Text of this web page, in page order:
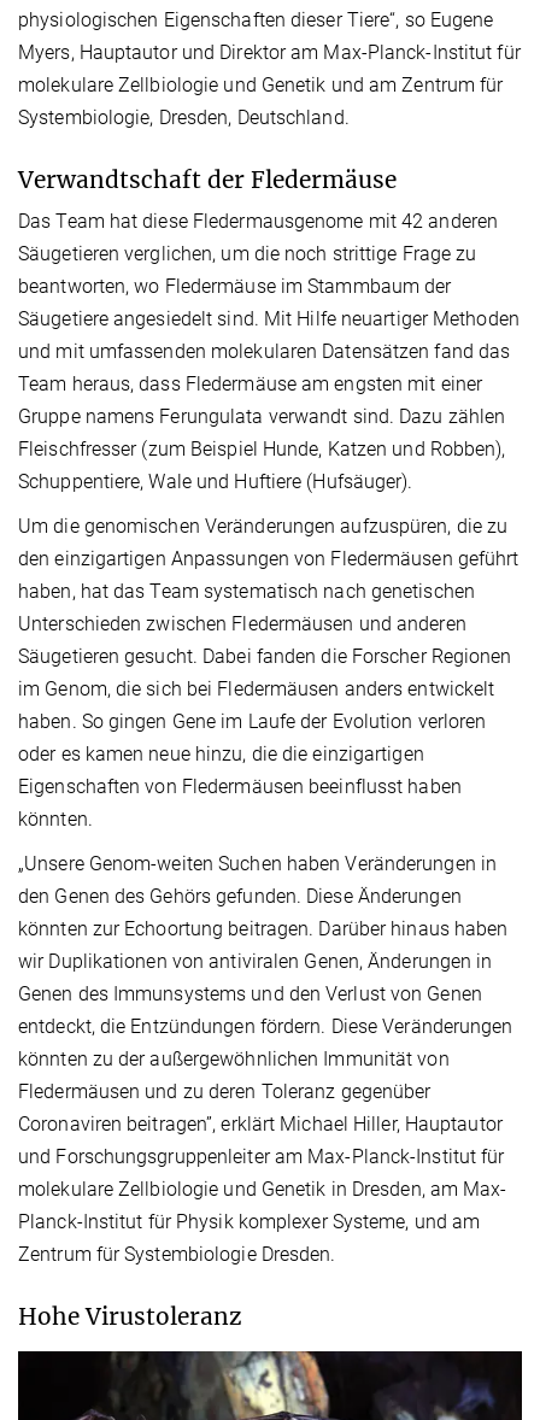
physiologischen Eigenschaften dieser Tiere“, so Eugene
Myers, Hauptautor und Direktor am Max-Planck-Institut für
molekulare Zellbiologie und Genetik und am Zentrum für
Systembiologie, Dresden, Deutschland.
Verwandtschaft der Fledermäuse
Das Team hat diese Fledermausgenome mit 42 anderen
Säugetieren verglichen, um die noch strittige Frage zu
beantworten, wo Fledermäuse im Stammbaum der
Säugetiere angesiedelt sind. Mit Hilfe neuartiger Methoden
und mit umfassenden molekularen Datensätzen fand das
Team heraus, dass Fledermäuse am engsten mit einer
Gruppe namens Ferungulata verwandt sind. Dazu zählen
Fleischfresser (zum Beispiel Hunde, Katzen und Robben),
Schuppentiere, Wale und Huftiere (Hufsäuger).
Um die genomischen Veränderungen aufzuspüren, die zu
den einzigartigen Anpassungen von Fledermäusen geführt
haben, hat das Team systematisch nach genetischen
Unterschieden zwischen Fledermäusen und anderen
Säugetieren gesucht. Dabei fanden die Forscher Regionen
im Genom, die sich bei Fledermäusen anders entwickelt
haben. So gingen Gene im Laufe der Evolution verloren
oder es kamen neue hinzu, die die einzigartigen
Eigenschaften von Fledermäusen beeinflusst haben
könnten.
„Unsere Genom-weiten Suchen haben Veränderungen in
den Genen des Gehörs gefunden. Diese Änderungen
könnten zur Echoortung beitragen. Darüber hinaus haben
wir Duplikationen von antiviralen Genen, Änderungen in
Genen des Immunsystems und den Verlust von Genen
entdeckt, die Entzündungen fördern. Diese Veränderungen
könnten zu der außergewöhnlichen Immunität von
Fledermäusen und zu deren Toleranz gegenüber
Coronaviren beitragen”, erklärt Michael Hiller, Hauptautor
und Forschungsgruppenleiter am Max-Planck-Institut für
molekulare Zellbiologie und Genetik in Dresden, am Max-
Planck-Institut für Physik komplexer Systeme, und am
Zentrum für Systembiologie Dresden.
Hohe Virustoleranz